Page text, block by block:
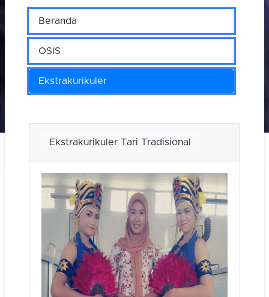
Beranda
OSIS
Ekstrakurikuler
Ekstrakurikuler Tari Tradisional